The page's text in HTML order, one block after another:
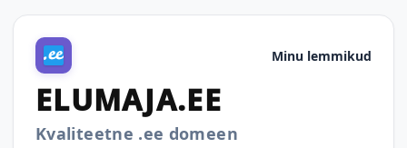
Minu lemmikud
ELUMAJA.EE
Kvaliteetne .ee domeen